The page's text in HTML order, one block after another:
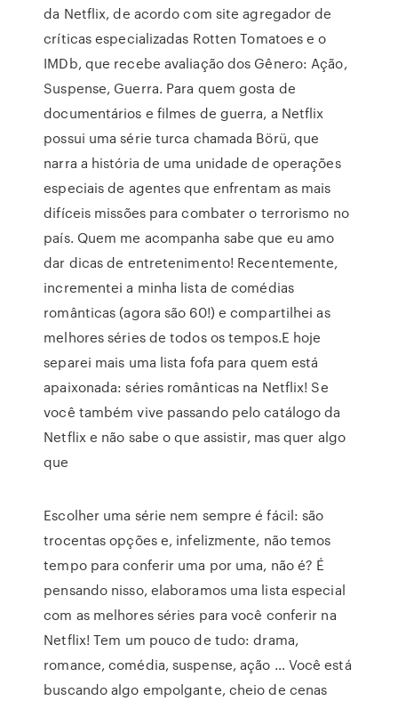
da Netflix, de acordo com site agregador de
críticas especializadas Rotten Tomatoes e o
IMDb, que recebe avaliação dos Gênero: Ação,
Suspense, Guerra. Para quem gosta de
documentários e filmes de guerra, a Netflix
possui uma série turca chamada Börü, que
narra a história de uma unidade de operações
especiais de agentes que enfrentam as mais
difíceis missões para combater o terrorismo no
país. Quem me acompanha sabe que eu amo
dar dicas de entretenimento! Recentemente,
incrementei a minha lista de comédias
românticas (agora são 60!) e compartilhei as
melhores séries de todos os tempos.E hoje
separei mais uma lista fofa para quem está
apaixonada: séries românticas na Netflix! Se
você também vive passando pelo catálogo da
Netflix e não sabe o que assistir, mas quer algo
que
Escolher uma série nem sempre é fácil: são
trocentas opções e, infelizmente, não temos
tempo para conferir uma por uma, não é? É
pensando nisso, elaboramos uma lista especial
com as melhores séries para você conferir na
Netflix! Tem um pouco de tudo: drama,
romance, comédia, suspense, ação … Você está
buscando algo empolgante, cheio de cenas